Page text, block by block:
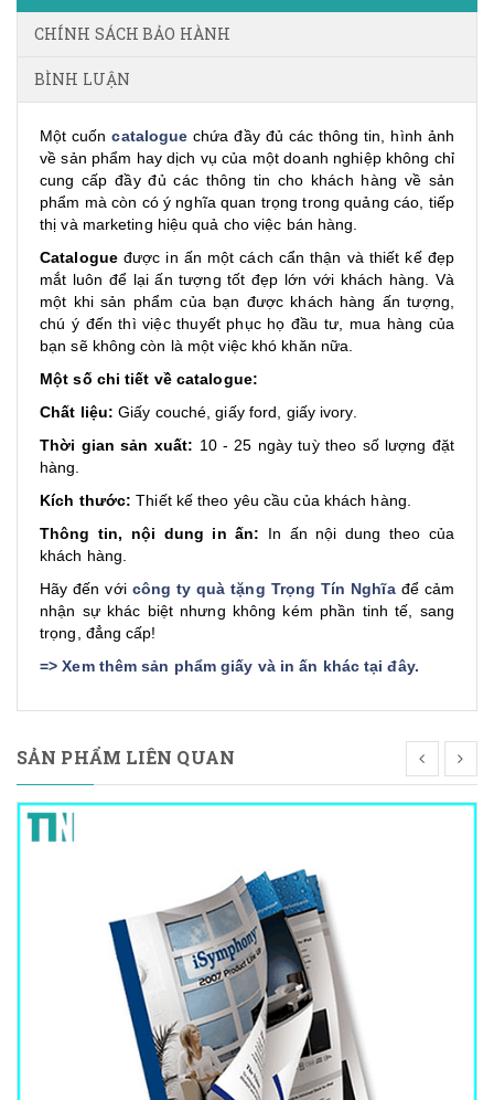
CHÍNH SÁCH BẢO HÀNH
BÌNH LUẬN
Một cuốncatalogue chứa đầy đủ các thông tin, hình ảnh
về sản phẩm hay dịch vụ của một doanh nghiệp không chỉ
cung cấp đầy đủ các thông tin cho khách hàng về sản
phẩm mà còn có ý nghĩa quan trọng trong quảng cáo, tiếp
thị và marketing hiệu quả cho việc bán hàng.
Catalogueđược in ấn một cách cẩn thận và thiết kế đẹp
mắt luôn để lại ấn tượng tốt đẹp lớn với khách hàng. Và
một khi sản phẩm của bạn được khách hàng ấn tượng,
chú ý đến thì việc thuyết phục họ đầu tư, mua hàng của
bạn sẽ không còn là một việc khó khăn nữa.
Một số chi tiết về catalogue:
Chất liệu: Giấy couché, giấy ford, giấy ivory.
Thời gian sản xuất: 10 - 25 ngày tuỳ theo số lượng đặt
hàng.
Kích thước: Thiết kế theo yêu cầu của khách hàng.
Thông tin, nội dung in ấn: In ấn nội dung theo của
khách hàng.
Hãy đến với công ty quà tặng Trọng Tín Nghĩađể cảm
nhận sự khác biệt nhưng không kém phần tinh tế, sang
trọng, đẳng cấp!
=>Xem thêm sản phẩm giấy và in ấn khác tại đây.
SẢN PHẨM LIÊN QUAN